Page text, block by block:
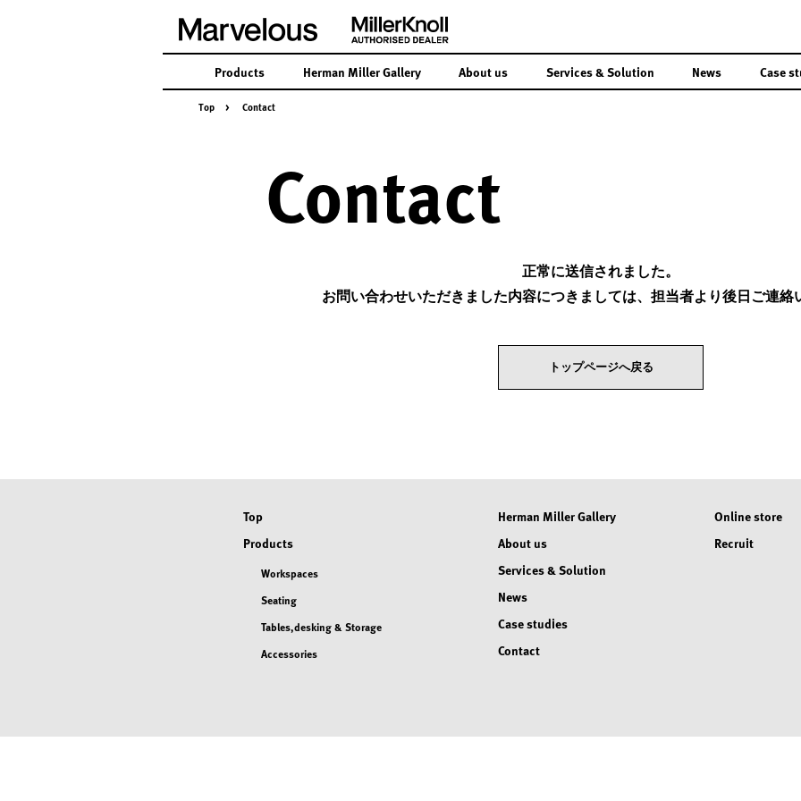
Products Herman Miller Gallery About us Services & Solution News Case
Top > Contact
Contact
正常に送信されました。
お問い合わせいただきました内容につきましては、担当者より後日ご連絡
トップページへ戻る
Top
Products
Workspaces
Seating
Tables,desking & Storage
Accessories
Herman Miller Gallery
About us
Services & Solution
News
Case studies
Contact
Online store
Recruit